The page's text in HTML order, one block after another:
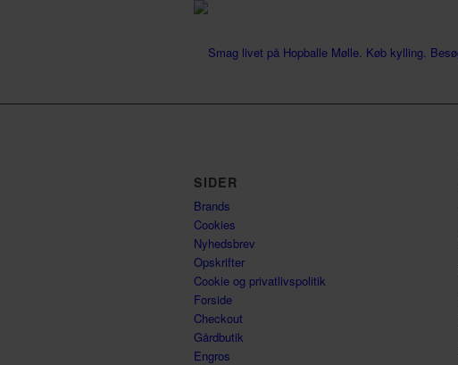
SIDER
Brands
Cookies
Nyhedsbrev
Opskrifter
Cookie og privatlivspolitik
Forside
Checkout
Gårdbutik
Engros